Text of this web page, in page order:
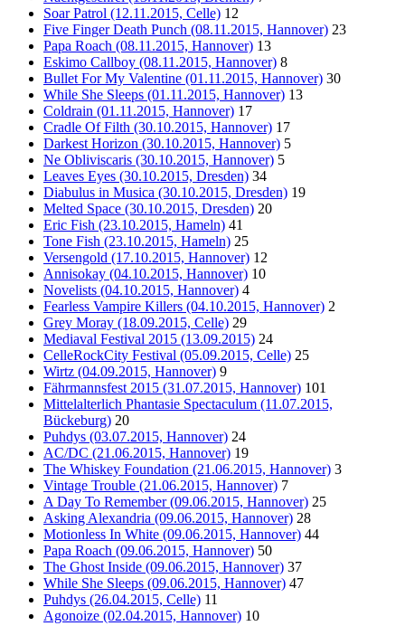
Soar Patrol (12.11.2015, Celle) 12
Five Finger Death Punch (08.11.2015, Hannover) 23
Papa Roach (08.11.2015, Hannover) 13
Eskimo Callboy (08.11.2015, Hannover) 8
Bullet For My Valentine (01.11.2015, Hannover) 30
While She Sleeps (01.11.2015, Hannover) 13
Coldrain (01.11.2015, Hannover) 17
Cradle Of Filth (30.10.2015, Hannover) 17
Darkest Horizon (30.10.2015, Hannover) 5
Ne Obliviscaris (30.10.2015, Hannover) 5
Leaves Eyes (30.10.2015, Dresden) 34
Diabulus in Musica (30.10.2015, Dresden) 19
Melted Space (30.10.2015, Dresden) 20
Eric Fish (23.10.2015, Hameln) 41
Tone Fish (23.10.2015, Hameln) 25
Versengold (17.10.2015, Hannover) 12
Annisokay (04.10.2015, Hannover) 10
Novelists (04.10.2015, Hannover) 4
Fearless Vampire Killers (04.10.2015, Hannover) 2
Grey Moray (18.09.2015, Celle) 29
Mediaval Festival 2015 (13.09.2015) 24
CelleRockCity Festival (05.09.2015, Celle) 25
Wirtz (04.09.2015, Hannover) 9
Fährmannsfest 2015 (31.07.2015, Hannover) 101
Mittelalterlich Phantasie Spectaculum (11.07.2015,
Bückeburg) 20
Puhdys (03.07.2015, Hannover) 24
AC/DC (21.06.2015, Hannover) 19
The Whiskey Foundation (21.06.2015, Hannover) 3
Vintage Trouble (21.06.2015, Hannover) 7
A Day To Remember (09.06.2015, Hannover) 25
Asking Alexandria (09.06.2015, Hannover) 28
Motionless In White (09.06.2015, Hannover) 44
Papa Roach (09.06.2015, Hannover) 50
The Ghost Inside (09.06.2015, Hannover) 37
While She Sleeps (09.06.2015, Hannover) 47
Puhdys (26.04.2015, Celle) 11
Agonoize (02.04.2015, Hannover) 10